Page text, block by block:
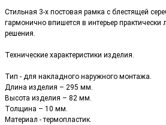
Стильная 3-х постовая рамка с блестящей
гармонично впишется в интерьер практически
решения.
Технические характеристики изделия.
Тип - для накладного наружного монтажа.
Длина изделия – 295 мм.
Высота изделия – 82 мм.
Толщина – 10 мм.
Материал - термопластик.